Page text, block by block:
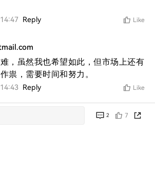
Reply Like
，虽然我也希望如此，但市场上还有
祟，需要时间和努力。
Reply Like
2 7